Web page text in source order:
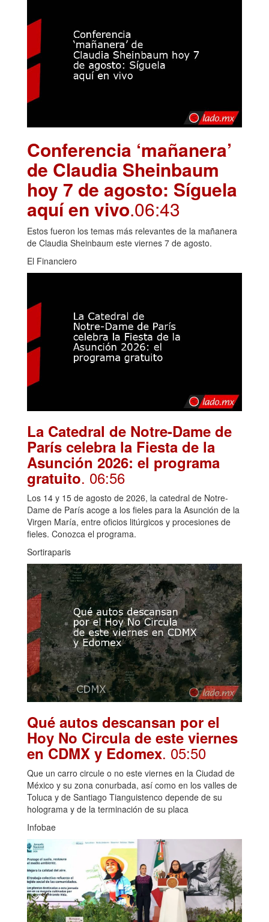
Conferencia ‘mañanera’
de Claudia Sheinbaum
hoy 7 de agosto: Síguela
aquí en vivo.06:43
Estos fueron los temas más relevantes de la mañanera
de Claudia Sheinbaum este viernes 7 de agosto.
El Financiero
La Catedral de Notre-Dame de
París celebra la Fiesta de la
Asunción 2026: el programa
gratuito. 06:56
Los 14 y 15 de agosto de 2026, la catedral de Notre-
Dame de París acoge a los fieles para la Asunción de la
Virgen María, entre oficios litúrgicos y procesiones de
fieles. Conozca el programa.
Sortiraparis
Qué autos descansan por el
Hoy No Circula de este viernes
en CDMX y Edomex. 05:50
Que un carro circule o no este viernes en la Ciudad de
México y su zona conurbada, así como en los valles de
Toluca y de Santiago Tianguistenco depende de su
holograma y de la terminación de su placa
Infobae